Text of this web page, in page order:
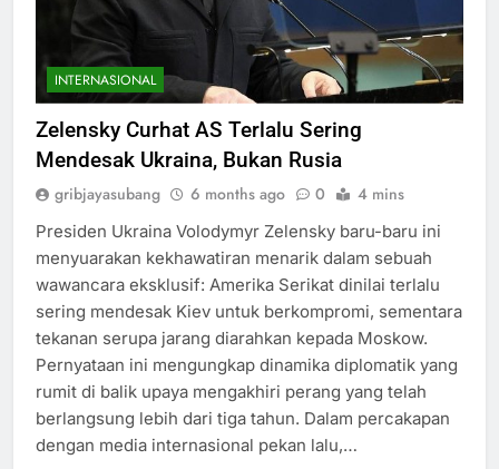
INTERNASIONAL
Zelensky Curhat AS Terlalu Sering
Mendesak Ukraina, Bukan Rusia
gribjayasubang 6 months ago 0 4 mins
Presiden Ukraina Volodymyr Zelensky baru-baru ini
menyuarakan kekhawatiran menarik dalam sebuah
wawancara eksklusif: Amerika Serikat dinilai terlalu
sering mendesak Kiev untuk berkompromi, sementara
tekanan serupa jarang diarahkan kepada Moskow.
Pernyataan ini mengungkap dinamika diplomatik yang
rumit di balik upaya mengakhiri perang yang telah
berlangsung lebih dari tiga tahun. Dalam percakapan
dengan media internasional pekan lalu,…